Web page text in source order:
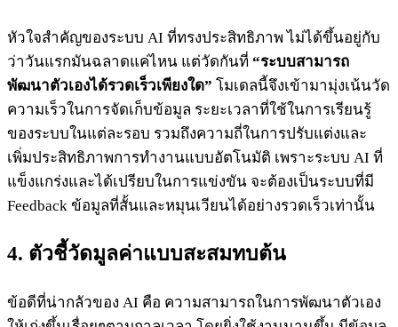
หัวใจสำคัญของระบบ AI ที่ทรงประสิทธิภาพ ไม่ได้ขึ้นอยู่กับ
ว่าวันแรกมันฉลาดแค่ไหน แต่วัดกันที่ “ระบบสามารถ
พัฒนาตัวเองได้รวดเร็วเพียงใด” โมเดลนี้จึงเข้ามามุ่งเน้นวัด
ความเร็วในการจัดเก็บข้อมูล ระยะเวลาที่ใช้ในการเรียนรู้
ของระบบในแต่ละรอบ รวมถึงความถี่ในการปรับแต่งและ
เพิ่มประสิทธิภาพการทำงานแบบอัตโนมัติ เพราะระบบ AI ที่
แข็งแกร่งและได้เปรียบในการแข่งขัน จะต้องเป็นระบบที่มี
Feedback ข้อมูลที่สั้นและหมุนเวียนได้อย่างรวดเร็วเท่านั้น
4. ตัวชี้วัดมูลค่าแบบสะสมทบต้น
ข้อดีที่น่ากลัวของ AI คือ ความสามารถในการพัฒนาตัวเอง